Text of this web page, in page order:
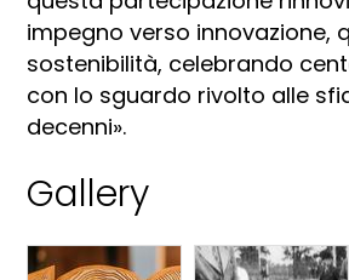
impegno verso innovazione,
sostenibilità, celebrando
con lo sguardo rivolto alle
decenni».
Gallery